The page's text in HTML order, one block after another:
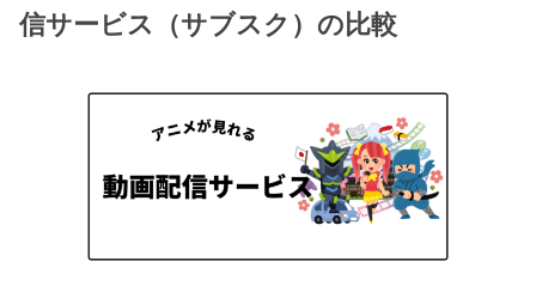
信サービス（サブスク）の比較